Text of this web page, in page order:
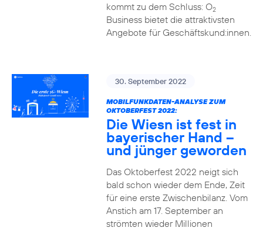
kommt zu dem Schluss: O2
Business bietet die attraktivsten
Angebote für Geschäftskund:innen.
30. September 2022
MOBILFUNKDATEN-ANALYSE ZUM
OKTOBERFEST 2022:
Die Wiesn ist fest in
bayerischer Hand –
und jünger geworden
Das Oktoberfest 2022 neigt sich
bald schon wieder dem Ende, Zeit
für eine erste Zwischenbilanz. Vom
Anstich am 17. September an
strömten wieder Millionen